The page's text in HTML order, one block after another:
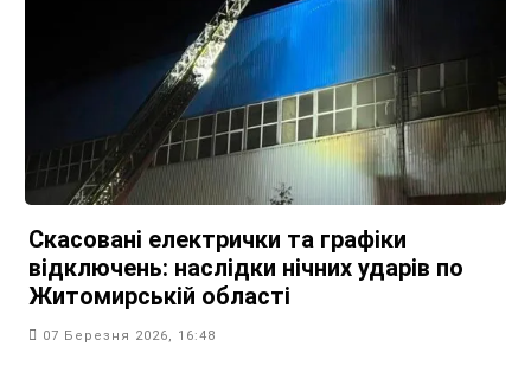
Скасовані електрички та графіки
відключень: наслідки нічних ударів по
Житомирській області
07 Березня 2026, 16:48